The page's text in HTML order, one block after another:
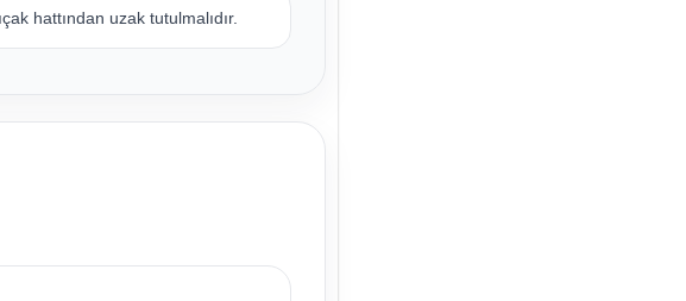
hattından uzak tutulmalıdır.